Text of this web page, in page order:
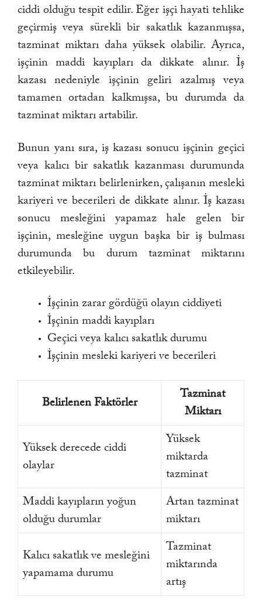
ciddi olduğu tespit edilir. Eğer işçi hayati tehlike
geçirmiş veya sürekli bir sakatlık kazanmışsa,
tazminat miktarı daha yüksek olabilir. Ayrıca,
işçinin maddi kayıpları da dikkate alınır. İş
kazası nedeniyle işçinin geliri azalmış veya
tamamen ortadan kalkmışsa, bu durumda da
tazminat miktarı artabilir.
Bunun yanı sıra, iş kazası sonucu işçinin geçici
veya kalıcı bir sakatlık kazanması durumunda
tazminat miktarı belirlenirken, çalışanın mesleki
kariyeri ve becerileri de dikkate alınır. İş kazası
sonucu mesleğini yapamaz hale gelen bir
işçinin, mesleğine uygun başka bir iş bulması
durumunda bu durum tazminat miktarını
etkileyebilir.
İşçinin zarar gördüğü olayın ciddiyeti
İşçinin maddi kayıpları
Geçici veya kalıcı sakatlık durumu
İşçinin mesleki kariyeri ve becerileri
Belirlenen Faktörler
Tazminat
Miktarı
Yüksek derecede ciddi
olaylar
Yüksek
miktarda
tazminat
Maddi kayıpların yoğun
olduğu durumlar
Artan tazminat
miktarı
Kalıcı sakatlık ve mesleğini
yapamama durumu
Tazminat
miktarında
artış